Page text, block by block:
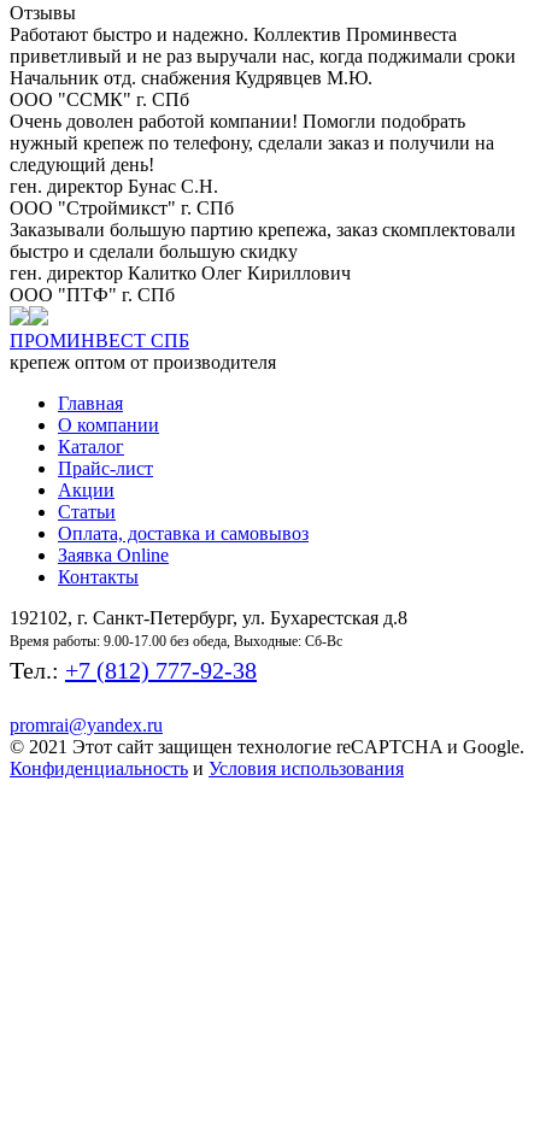
Отзывы
Работают быстро и надежно. Коллектив Проминвеста
приветливый и не раз выручали нас, когда поджимали сроки
Начальник отд. снабжения Кудрявцев М.Ю.
ООО "ССМК" г. СПб
Очень доволен работой компании! Помогли подобрать
нужный крепеж по телефону, сделали заказ и получили на
следующий день!
ген. директор Бунас С.Н.
ООО "Строймикст" г. СПб
Заказывали большую партию крепежа, заказ скомплектовали
быстро и сделали большую скидку
ген. директор Калитко Олег Кириллович
ООО "ПТФ" г. СПб
ПРОМИНВЕСТ СПБ
крепеж оптом от производителя
Главная
О компании
Каталог
Прайс-лист
Акции
Статьи
Оплата, доставка и самовывоз
Заявка Online
Контакты
192102, г. Санкт-Петербург, ул. Бухарестская д.8
Время работы: 9.00-17.00 без обеда, Выходные: Сб-Вс
Тел.: +7 (812) 777-92-38
promrai@yandex.ru
© 2021 Этот сайт защищен технологие reCAPTCHA и Google.
Конфиденциальность и Условия использования